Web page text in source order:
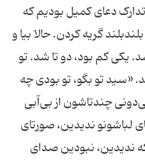
دعای کمیل بودیم که
گریه کردن. حالا بیا و
کم بود، دو تا شد. تو
«سید تو بگو، تو بودی چه
چندتاشون از بی‌آبی
لباشونو ندیدین، صورتای
ندیدین، نبودین صدای